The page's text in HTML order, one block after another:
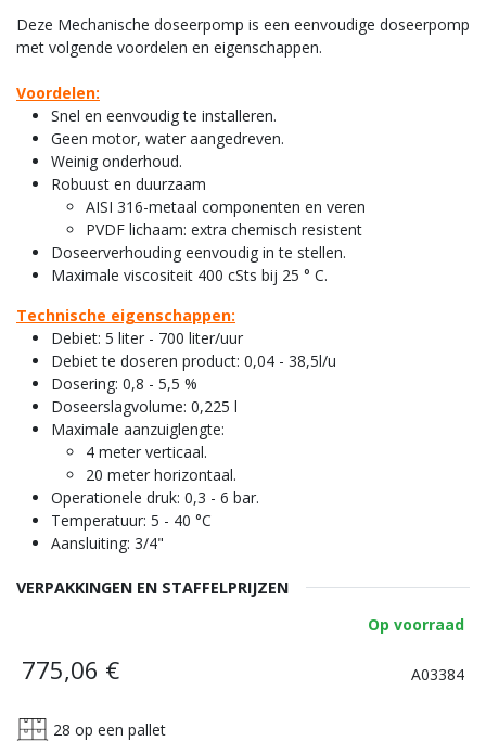
Deze Mechanische doseerpomp is een eenvoudige doseerpomp
met volgende voordelen en eigenschappen.
Voordelen:
Snel en eenvoudig te installeren.
Geen motor, water aangedreven.
Weinig onderhoud.
Robuust en duurzaam
AISI 316-metaal componenten en veren
PVDF lichaam: extra chemisch resistent
Doseerverhouding eenvoudig in te stellen.
Maximale viscositeit 400 cSts bij 25 ° C.
Technische eigenschappen:
Debiet: 5 liter - 700 liter/uur
Debiet te doseren product: 0,04 - 38,5l/u
Dosering: 0,8 - 5,5 %
Doseerslagvolume: 0,225 l
Maximale aanzuiglengte:
4 meter verticaal.
20 meter horizontaal.
Operationele druk: 0,3 - 6 bar.
Temperatuur: 5 - 40 °C
Aansluiting: 3/4"
VERPAKKINGEN EN STAFFELPRIJZEN
Op voorraad
775,06 € A03384
28 op een pallet